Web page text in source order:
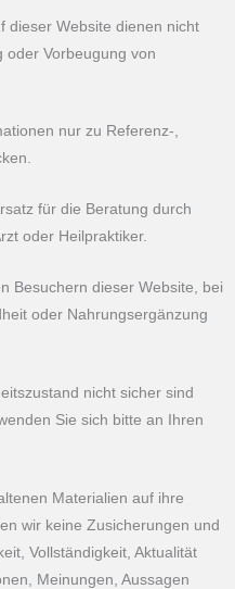
dieser Website dienen nicht
oder Vorbeugung von
nur zu Referenz-,
für die Beratung durch
oder Heilpraktiker.
Besuchern dieser Website, bei
oder Nahrungsergänzung
nicht sicher sind
Sie sich bitte an Ihren
Materialien auf ihre
wir keine Zusicherungen und
Vollständigkeit, Aktualität
Meinungen, Aussagen